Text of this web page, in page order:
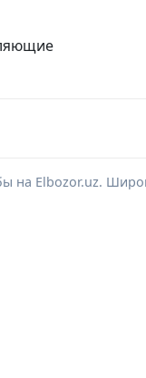
на Elbozor.uz.